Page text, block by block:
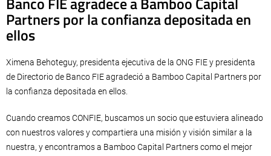
Partners por la confianza depositada en
ellos
Ximena Behoteguy, presidenta ejecutiva de la ONG FIE y presidenta
de Directorio de Banco FIE agradeció a Bamboo Capital Partners por
la confianza depositada en ellos.
Cuando creamos CONFIE, buscamos un socio que estuviera alineado
con nuestros valores y compartiera una misión y visión similar a la
nuestra, y encontramos a Bamboo Capital Partners como el mejor